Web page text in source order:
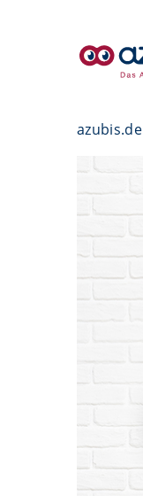
azubis.de